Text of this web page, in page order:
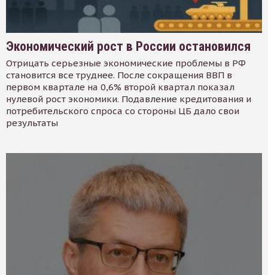
Экономический рост в России остановился
Отрицать серьезные экономические проблемы в РФ
становится все труднее. После сокращения ВВП в
первом квартале на 0,6% второй квартал показал
нулевой рост экономики. Подавление кредитования и
потребительского спроса со стороны ЦБ дало свои
результаты